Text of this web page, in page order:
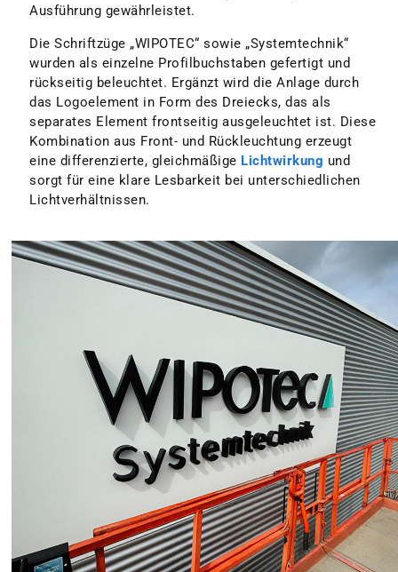
Ausführung gewährleistet.
Die Schriftzüge „WIPOTEC“ sowie „Systemtechnik“
wurden als einzelne Profilbuchstaben gefertigt und
rückseitig beleuchtet. Ergänzt wird die Anlage durch
das Logoelement in Form des Dreiecks, das als
separates Element frontseitig ausgeleuchtet ist. Diese
Kombination aus Front- und Rückleuchtung erzeugt
eine differenzierte, gleichmäßige Lichtwirkung und
sorgt für eine klare Lesbarkeit bei unterschiedlichen
Lichtverhältnissen.